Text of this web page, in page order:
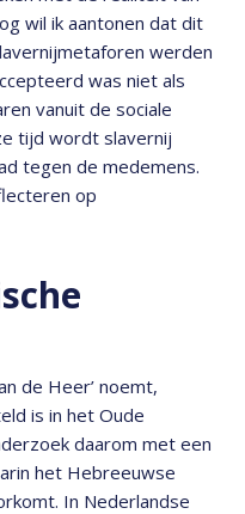
wil ik aantonen dat dit
werden
was niet als
vanuit de sociale
tijd wordt slavernij
tegen de medemens.
op
de Heer’ noemt,
is in het Oude
daarom met een
het Hebreeuwse
In Nederlandse